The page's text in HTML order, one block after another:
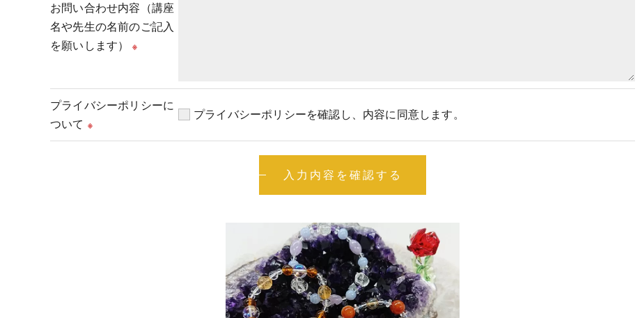
お問い合わせ内容（講座
名や先生の名前のご記入
を願いします）
※
プライバシーポリシーに
ついて ※
プライバシーポリシーを確認し、内容に同意します。